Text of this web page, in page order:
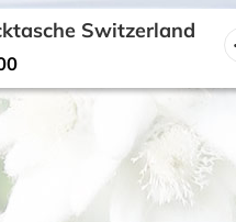
Switzerland